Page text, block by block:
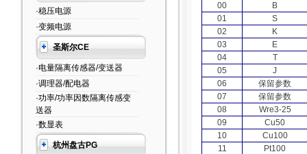
·稳压电源
·变频电源
圣斯尔CE
·电量隔离传感器/变送器
·调理器/配电器
·功率/功率因数隔离传感变
送器
·数显表
杭州盘古PG
00
B
01
S
02
K
03
E
04
T
05
J
06
保留参数
07
保留参数
08
Wre3-25
09
Cu50
10
Cu100
11
Pt100